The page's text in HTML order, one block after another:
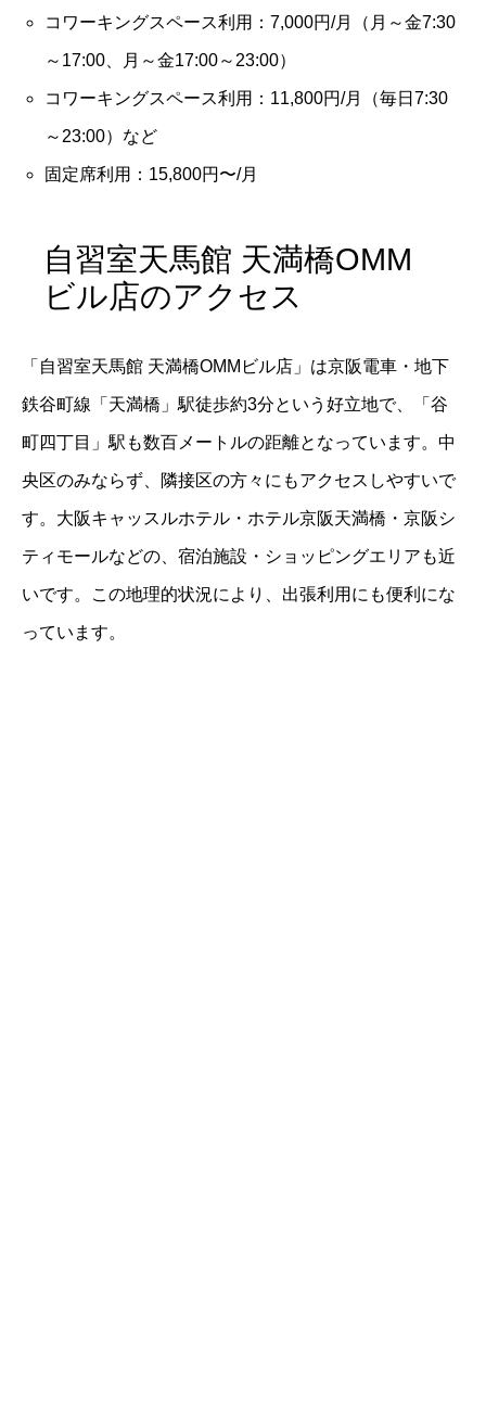
コワーキングスペース利用：7,000円/月（月～金7:30
～17:00、月～金17:00～23:00）
コワーキングスペース利用：11,800円/月（毎日7:30
～23:00）など
固定席利用：15,800円〜/月
自習室天馬館 天満橋OMM
ビル店のアクセス
「自習室天馬館 天満橋OMMビル店」は京阪電車・地下
鉄谷町線「天満橋」駅徒歩約3分という好立地で、「谷
町四丁目」駅も数百メートルの距離となっています。中
央区のみならず、隣接区の方々にもアクセスしやすいで
す。大阪キャッスルホテル・ホテル京阪天満橋・京阪シ
ティモールなどの、宿泊施設・ショッピングエリアも近
いです。この地理的状況により、出張利用にも便利にな
っています。